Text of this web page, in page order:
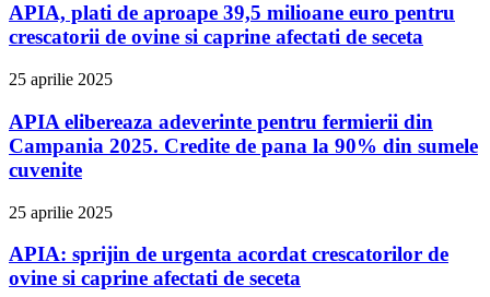
APIA, plati de aproape 39,5 milioane euro pentru
crescatorii de ovine si caprine afectati de seceta
25 aprilie 2025
APIA elibereaza adeverinte pentru fermierii din
Campania 2025. Credite de pana la 90% din sumele
cuvenite
25 aprilie 2025
APIA: sprijin de urgenta acordat crescatorilor de
ovine si caprine afectati de seceta